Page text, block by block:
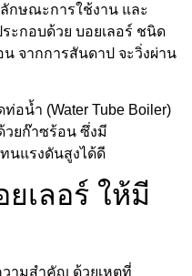
กษณะการใช้งาน และ
ะกอบด้วย บอยเลอร์ ชนิด
จากการสันดาป จะวิ่งผ่าน
อน้ำ (Water Tube Boiler)
วยก๊าซร้อน ซึ่งมี
นแรงดันสูงได้ดี
เลอร์ ให้มี
วามสำคัญ ด้วยเหตุที่